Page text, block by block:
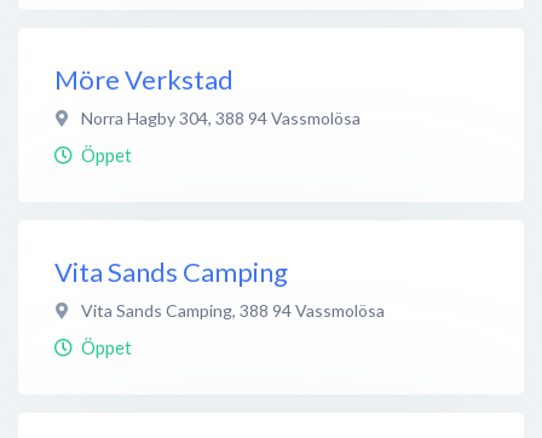
Möre Verkstad
Norra Hagby 304, 388 94Vassmolösa
Öppet
Vita Sands Camping
Vita Sands Camping, 388 94Vassmolösa
Öppet